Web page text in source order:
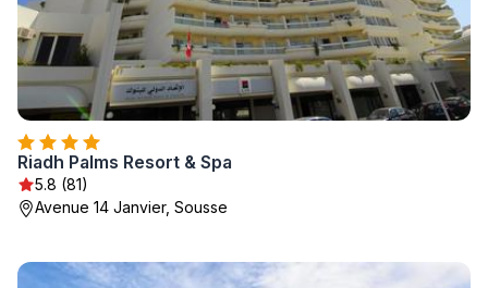
Riadh Palms Resort & Spa
5.8 (81)
Avenue 14 Janvier, Sousse